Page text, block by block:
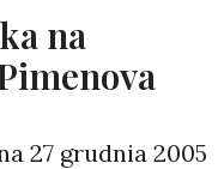
na
27 grudnia 2005